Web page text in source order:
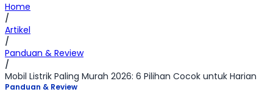
Home
/
Artikel
/
Panduan & Review
/
Mobil Listrik Paling Murah 2026: 6 Pilihan Cocok untuk Harian
Panduan & Review